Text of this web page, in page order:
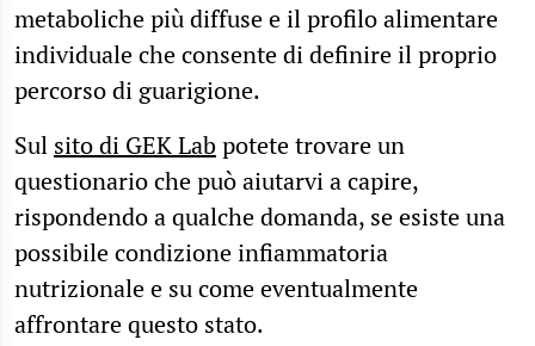
metaboliche più diffuse e il profilo alimentare
individuale che consente di definire il proprio
percorso di guarigione.
Sul sito di GEK Lab potete trovare un
questionario che può aiutarvi a capire,
rispondendo a qualche domanda, se esiste una
possibile condizione infiammatoria
nutrizionale e su come eventualmente
affrontare questo stato.